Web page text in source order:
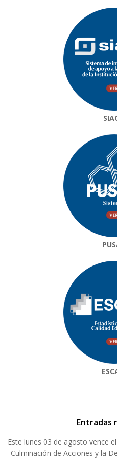
Entradas
Este lunes 03 de agosto vence
Culminación de Acciones y la